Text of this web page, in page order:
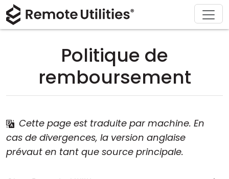
Politique de
remboursement
Cette page est traduite par machine. En
cas de divergences, la version anglaise
prévaut en tant que source principale.
Produit
Modes de connexion
Solutions
Fabrication et vente au détail
Technologie de l'information
Télécharger
Acheter
Assistant de licence
Support
Documentation
À propos
Salle de presse